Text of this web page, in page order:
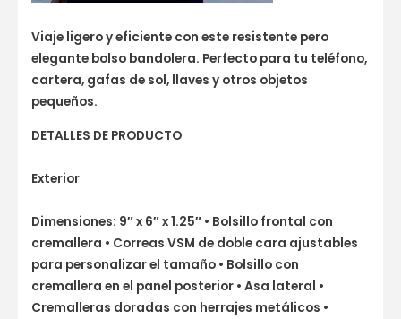
Viaje ligero y eficiente con este resistente pero
elegante bolso bandolera. Perfecto para tu teléfono,
cartera, gafas de sol, llaves y otros objetos
pequeños.
DETALLES DE PRODUCTO
Exterior
Dimensiones: 9″ x 6″ x 1.25″ • Bolsillo frontal con
cremallera • Correas VSM de doble cara ajustables
para personalizar el tamaño • Bolsillo con
cremallera en el panel posterior • Asa lateral •
Cremalleras doradas con herrajes metálicos •